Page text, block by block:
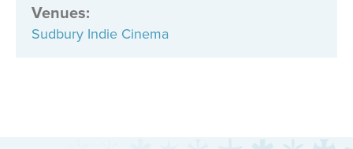
Venues:
Sudbury Indie Cinema